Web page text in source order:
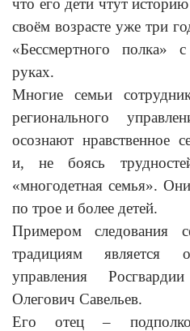
что его дети чтут
своём возрасте уже три
«Бессмертного полка»
руках.
Многие семьи
регионального
осознают нравственное
и, не боясь
«многодетная семья».
по трое и более детей.
Примером следования
традициям является
управления
Олегович Савельев.
Его отец –